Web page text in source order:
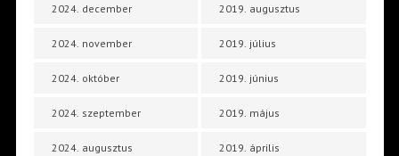
2024. december
2024. november
2024. október
2024. szeptember
2024. augusztus
2019. augusztus
2019. július
2019. június
2019. május
2019. április